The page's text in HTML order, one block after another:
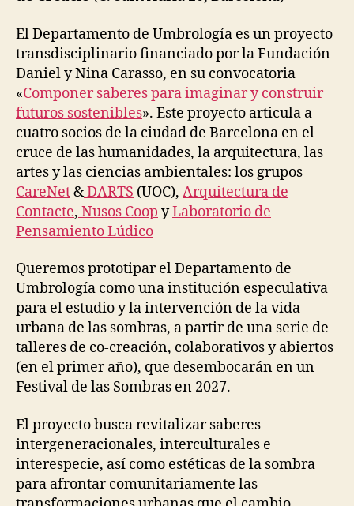
A
N
A
N
D
E
R
O
N
L
D
E
V
C
E
S
El Departamento de Umbrología es un proyecto
transdisciplinario financiado por la Fundación
Daniel y Nina Carasso, en su convocatoria
«Componer saberes para imaginar y construir
futuros sostenibles». Este proyecto articula a
cuatro socios de la ciudad de Barcelona en el
cruce de las humanidades, la arquitectura, las
artes y las ciencias ambientales: los grupos
CareNet&DARTS (UOC), Arquitectura de
Contacte, Nusos Coop yLaboratorio de
Pensamiento Lúdico
Queremos prototipar el Departamento de
Umbrología como una institución especulativa
para el estudio y la intervención de la vida
urbana de las sombras, a partir de una serie de
talleres de co-creación, colaborativos y abiertos
(en el primer año), que desembocarán en un
Festival de las Sombras en 2027.
El proyecto busca revitalizar saberes
intergeneracionales, interculturales e
interespecie, así como estéticas de la sombra
para afrontar comunitariamente las